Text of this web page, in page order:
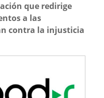
que redirige
a las
contra la injusticia